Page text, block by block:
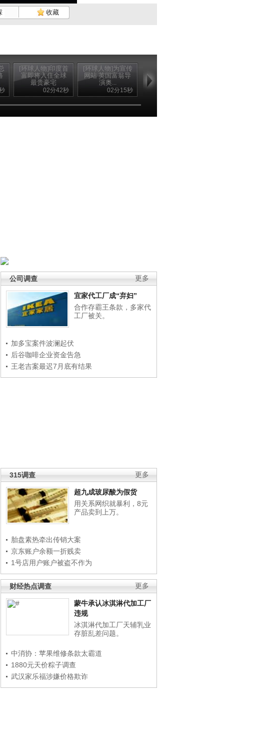
收藏
[环球人物]印度首
富即将入住全球
最贵豪宅
02分42秒
[环球人物]为宣传
网站 英国富翁导
演奥...
02分15秒
只为和马拉多纳
更多
公司调查
宜家代工厂成“弃妇”
合作存霸王条款，多家代
工厂被关。
加多宝案件波澜起伏
后谷咖啡企业资金告急
王老吉案最迟7月底有结果
更多
315调查
超九成玻尿酸为假货
用关系网织就暴利，8元
产品卖到上万。
胎盘素热牵出传销大案
京东账户余额一折贱卖
1号店用户账户被盗不作为
更多
财经热点调查
蒙牛承认冰淇淋代加工厂
违规
冰淇淋代加工厂天辅乳业
存脏乱差问题。
中消协：苹果维修条款太霸道
1880元天价粽子调查
武汉家乐福涉嫌价格欺诈